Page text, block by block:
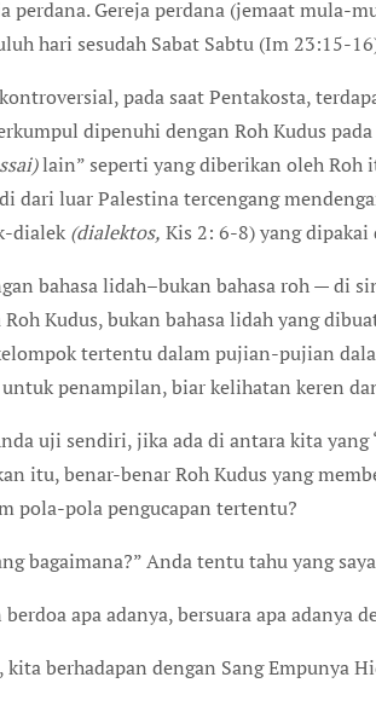
perdana. Gereja perdana (jemaat mula-
hari sesudah Sabat Sabtu (Im 23:15-
pada saat Pentakosta,
dipenuhi dengan Roh Kudus
lain” seperti yang diberikan oleh Roh
dari luar Palestina tercengang
dialek (dialektos, Kis 2: 6-8) yang
bahasa lidah–bukan bahasa roh — di
Kudus, bukan bahasa lidah yang
tertentu dalam pujian-pujian
penampilan, biar kelihatan keren
uji sendiri, jika ada di antara kita yang
itu, benar-benar Roh Kudus yang
pola-pola pengucapan tertentu?
bagaimana?” Anda tentu tahu yang
apa adanya, bersuara apa
berhadapan dengan Sang Empunya